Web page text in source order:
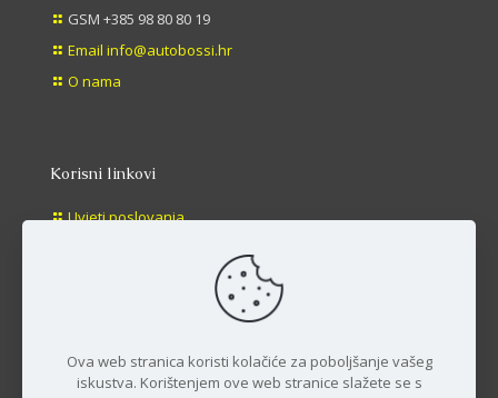
GSM +385 98 80 80 19
Email info@autobossi.hr
O nama
Korisni linkovi
Uvjeti poslovanja
Ova web stranica koristi kolačiće za poboljšanje vašeg
iskustva. Korištenjem ove web stranice slažete se s